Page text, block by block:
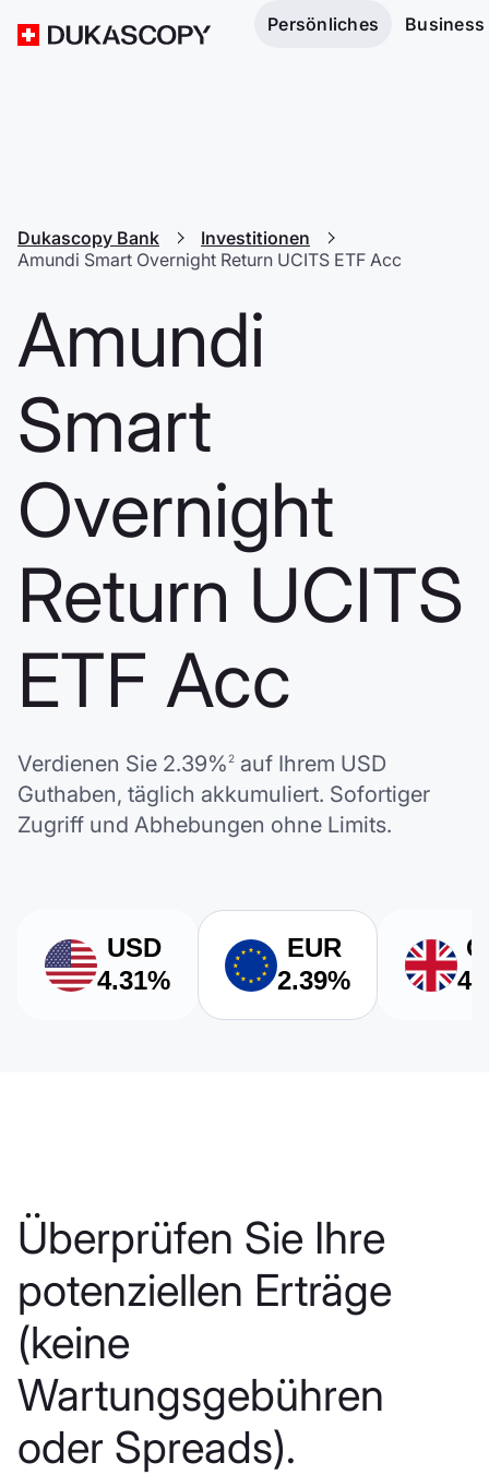
Persönliches Business
Dukascopy Bank
Investitionen
Amundi Smart Overnight Return UCITS ETF Acc
Amundi
Smart
Overnight
Return UCITS
ETF Acc
Verdienen Sie 2.39%2 auf Ihrem USD
Guthaben, täglich akkumuliert. Sofortiger
Zugriff und Abhebungen ohne Limits.
USD
4.31%
EUR
2.39%
Überprüfen Sie Ihre
potenziellen Erträge
(keine
Wartungsgebühren
oder Spreads).